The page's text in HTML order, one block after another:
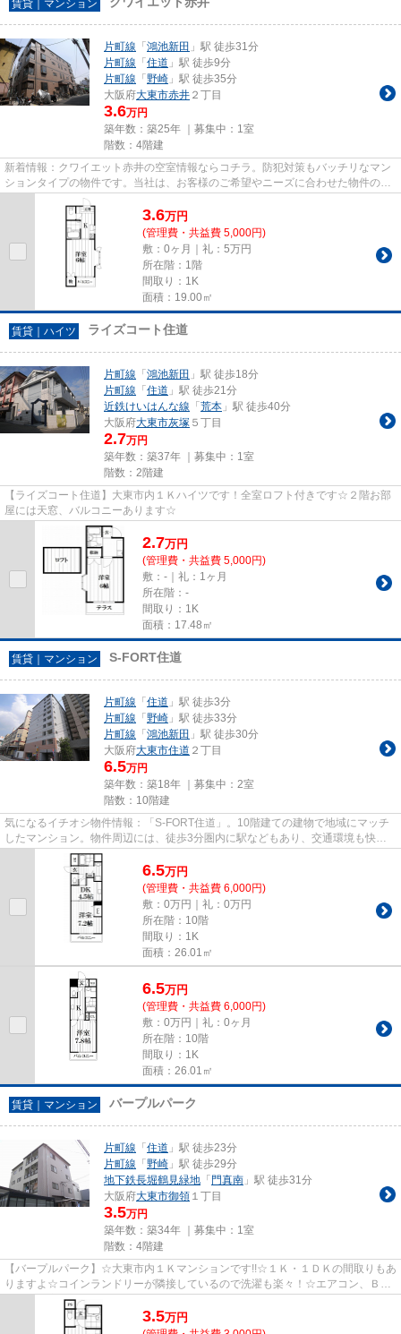
賃貸｜マンション
片町線 「 鴻池新田 」駅 徒歩31分
片町線 「 住道 」駅 徒歩9分
片町線 「 野崎 」駅 徒歩35分
大阪府大東市赤井 ２丁目
3.6万円
築年数：築25年 ｜募集中： 1室
階数：4階建
新着情報：クワイエット赤井の空室情報ならコチラ。防犯対策もバッチリなマン
ションタイプの物件です。当社は、お客様のご希望やニーズに合わせた物件のご
紹介をいたします。多種多様...
3.6万円
(管理費・共益費 5,000円)
敷：0ヶ月｜礼：5万円
所在階：1階
間取り：1K
面積：19.00㎡
賃貸｜ハイツ ライズコート住道
片町線 「 鴻池新田 」駅 徒歩18分
片町線 「 住道 」駅 徒歩21分
近鉄けいはんな線 「 荒本 」駅 徒歩40分
大阪府大東市灰塚 ５丁目
2.7万円
築年数：築37年 ｜募集中： 1室
階数：2階建
【ライズコート住道】大東市内１Ｋハイツです！全室ロフト付きです☆２階お部
屋には天窓、バルコニーあります☆
2.7万円
(管理費・共益費 5,000円)
敷：-｜礼：1ヶ月
所在階：-
間取り：1K
面積：17.48㎡
賃貸｜マンション S-FORT住道
片町線 「 住道 」駅 徒歩3分
片町線 「 野崎 」駅 徒歩33分
片町線 「 鴻池新田 」駅 徒歩30分
大阪府大東市住道 ２丁目
6.5万円
築年数：築18年 ｜募集中： 2室
階数：10階建
気になるイチオシ物件情報：「S-FORT住道」。10階建ての建物で地域にマッチ
したマンション。物件周辺には、徒歩3分圏内に駅などもあり、交通環境も快適
です。設備良し・外観良しのイチ...
6.5万円
(管理費・共益費 6,000円)
敷：0万円｜礼：0万円
所在階：10階
間取り：1K
面積：26.01㎡
6.5万円
(管理費・共益費 6,000円)
敷：0万円｜礼：0ヶ月
所在階：10階
間取り：1K
面積：26.01㎡
賃貸｜マンション バープルパーク
片町線 「 住道 」駅 徒歩23分
片町線 「 野崎 」駅 徒歩29分
地下鉄長堀鶴見緑地 「 門真南 」駅 徒歩31分
大阪府大東市御領 １丁目
3.5万円
築年数：築34年 ｜募集中： 1室
階数：4階建
【バープルパーク】☆大東市内１Ｋマンションです!!☆１Ｋ・１ＤＫの間取りもあ
りますよ☆コインランドリーが隣接しているので洗濯も楽々！☆エアコン、ＢＳ
アンテナ完備です！！☆お気軽に...
3.5万円